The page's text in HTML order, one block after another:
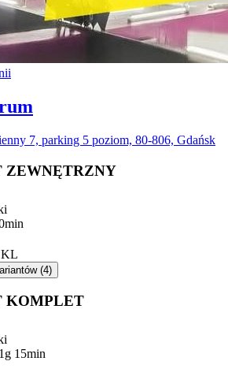
7, parking 5 poziom, 80-806, Gdańsk
ZEWNĘTRZNY
(4)
KOMPLET
1g 15min